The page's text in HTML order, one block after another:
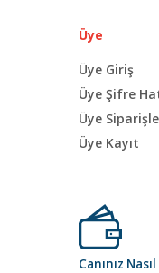
Üye
Üye Giriş
Üye Şifre
Üye
Üye Kayıt
Canınız